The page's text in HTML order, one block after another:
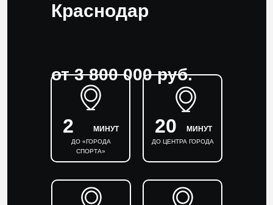
2 МИНУТ
ДО «ГОРОДА
СПОРТА»
Краснодар
20 МИНУТ
ДО ЦЕНТРА ГОРОДА
от 3 800 000 руб.